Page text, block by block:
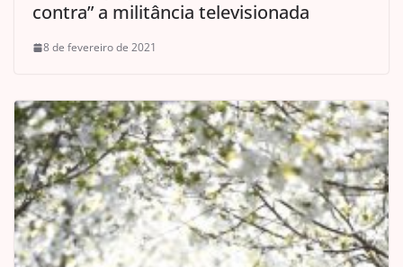
contra” a militância televisionada
8 de fevereiro de 2021